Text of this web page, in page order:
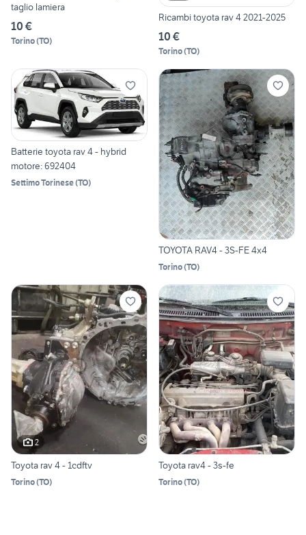
taglio lamiera
10 €
Torino(TO)
Ricambi toyota rav 4 2021-2025
10 €
Torino(TO)
Batterie toyota rav 4 - hybrid
motore: 692404
Settimo Torinese(TO)
TOYOTA RAV4 - 3S-FE 4x4
Torino(TO)
2
Toyota rav 4 - 1cdftv
Torino(TO)
Toyota rav4 - 3s-fe
Torino(TO)